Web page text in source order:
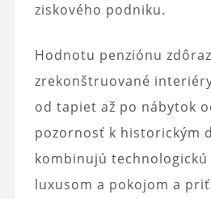
ziskového podniku.
Hodnotu penziónu
zrekonštruované
od tapiet až po nábytok
pozornosť k historickým
kombinujú
luxusom a pokojom a